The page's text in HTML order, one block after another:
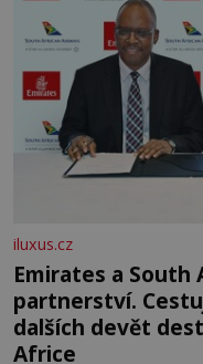
iluxus.cz
Emirates a
partnerství.
dalších devět
Africe